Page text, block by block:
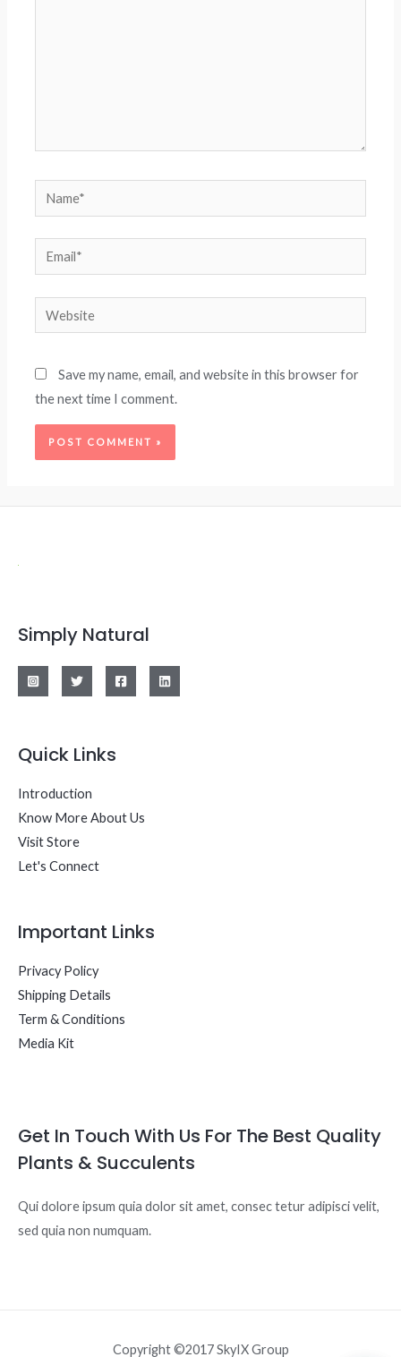
Name*
Email*
Website
Save my name, email, and website in this browser for
the next time I comment.
Simply Natural
Quick Links
Introduction
Know More About Us
Visit Store
Let's Connect
Important Links
Privacy Policy
Shipping Details
Term & Conditions
Media Kit
Get In Touch With Us For The Best Quality
Plants & Succulents
Qui dolore ipsum quia dolor sit amet, consec tetur adipisci velit,
sed quia non numquam.
Copyright ©2017 SkyIX Group